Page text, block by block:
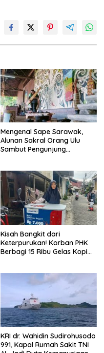
Mengenal Sape Sarawak,
Alunan Sakral Orang Ulu
Sambut Pengunjung
Kisah Bangkit dari
Keterpurukan! Korban PHK
Berbagi 15 Ribu Gelas Kopi
KRI dr. Wahidin Sudirohusodo
991, Kapal Rumah Sakit TNI